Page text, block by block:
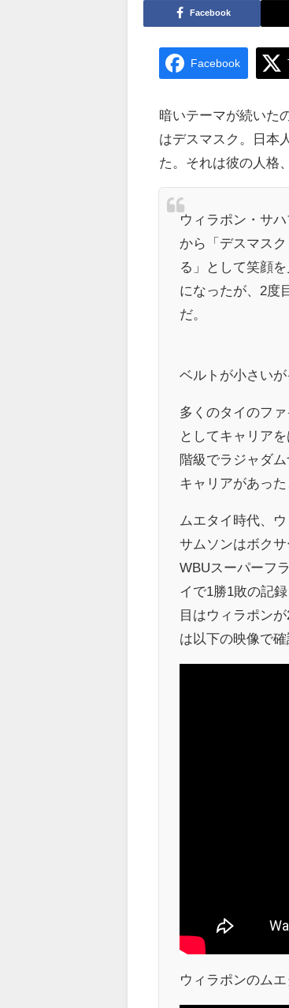
Facebook
Facebook
暗いテーマが続いた
はデスマスク。日本
た。それは彼の人格
ウィラポン・サ
から「デスマス
る」として笑顔
になったが、2度
だ。
ベルトが小さいが
多くのタイのフ
としてキャリア
階級でラジャダ
キャリアがあった
ムエタイ時代、
サムソンはボク
WBUスーパーフ
イで1勝1敗の記
目はウィラポン
は以下の映像で確
ウィラポンのム